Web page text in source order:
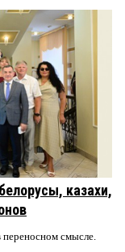
казахи,
переносном смысле.